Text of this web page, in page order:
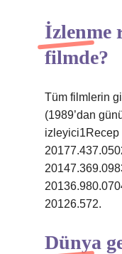
İzlenme
filmde?
Tüm filmlerin
(1989’dan
izleyici1Recep
20126.572.
Dünya